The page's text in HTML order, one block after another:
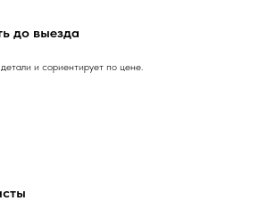
до выезда
и сориентирует по цене.